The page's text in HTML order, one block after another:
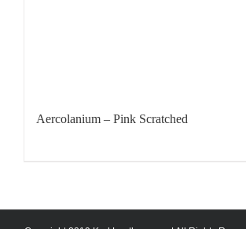
Aercolanium – Pink Scratched